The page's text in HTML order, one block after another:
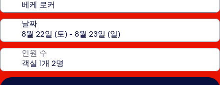
날짜
인원 수